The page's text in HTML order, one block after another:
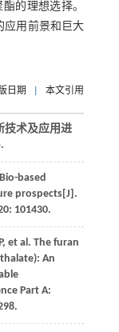
的理想选择。
应用前景和巨大
日期 本文引用
技术及应用进
based
prospects[J].
: 101430.
, et al. The furan
An
Part A: